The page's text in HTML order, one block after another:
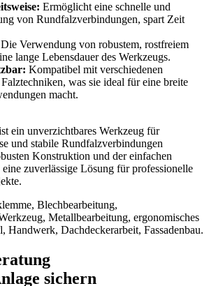
Ermöglicht eine schnelle und
von Rundfalzverbindungen, spart Zeit
Die Verwendung von robustem, rostfreiem
lange Lebensdauer des Werkzeugs.
Kompatibel mit verschiedenen
was sie ideal für eine breite
macht.
ein unverzichtbares Werkzeug für
und stabile Rundfalzverbindungen
Konstruktion und der einfachen
zuverlässige Lösung für professionelle
Blechbearbeitung,
Metallbearbeitung, ergonomisches
Handwerk, Dachdeckerarbeit, Fassadenbau.
sichern